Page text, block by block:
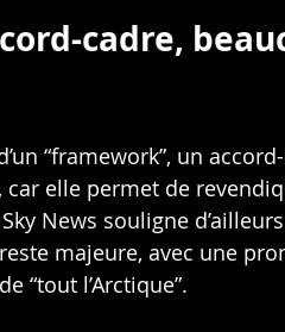
cadre,
“framework”, un
elle permet de
News souligne
majeure, avec une
“tout l’Arctique”.